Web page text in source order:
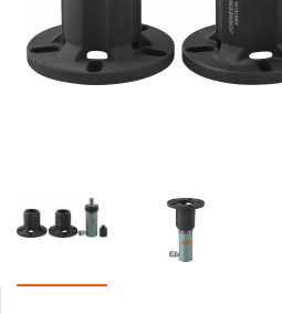
О нас
Новости
Доставка и оплата
Партнерам